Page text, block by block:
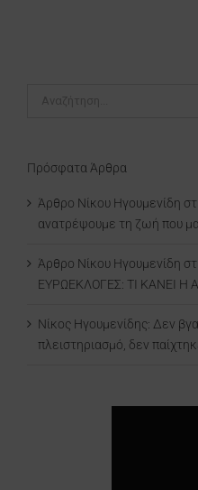
Πρόσφατα Άρθρα
Άρθρο Νίκου Ηγουμενίδη
ανατρέψουμε τη ζωή που
Άρθρο Νίκου Ηγουμενίδη
ΕΥΡΩΕΚΛΟΓΕΣ: ΤΙ ΚΑΝΕΙ Η
Νίκος Ηγουμενίδης: Δεν
πλειστηριασμό, δεν